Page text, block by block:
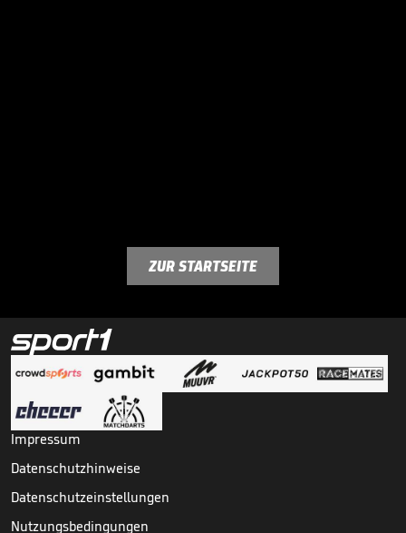
ZUR STARTSEITE
Impressum
Datenschutzhinweise
Datenschutzeinstellungen
Nutzungsbedingungen